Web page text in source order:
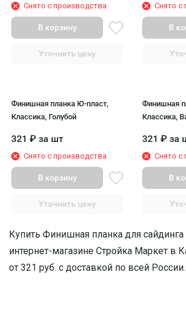
Снято с производства
В корзину
Уточнить цену
Снято с
В
Финишная планка Ю-пласт,
Классика, Голубой
321 ₽ за шт
Снято с производства
В корзину
Уточнить цену
Финишная
Классика,
321 ₽ за
Снято с
В
Купить Финишная планка для
интернет-магазине Стройка Маркет в
от 321 руб. с доставкой по всей России.